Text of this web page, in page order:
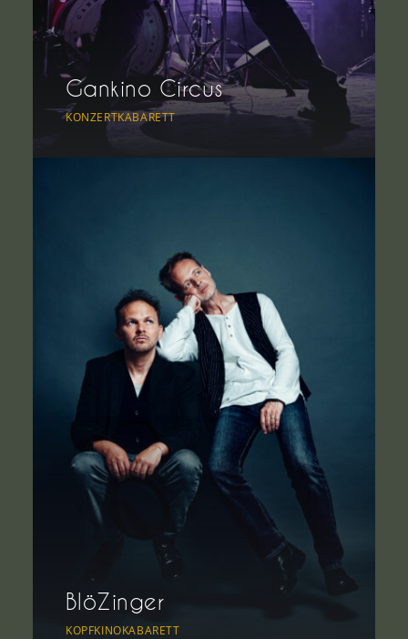
Gankino Circus
KONZERTKABARETT
BlöZinger
KOPFKINOKABARETT